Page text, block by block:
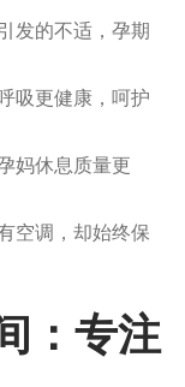
发的不适，孕期
吸更健康，呵护
妈休息质量更
空调，却始终保
：专注